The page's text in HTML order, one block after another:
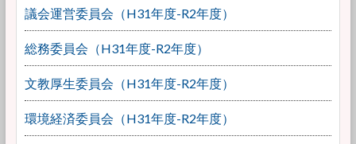
議会運営委員会（H31年度-R2年度）
総務委員会（H31年度-R2年度）
文教厚生委員会（H31年度-R2年度）
環境経済委員会（H31年度-R2年度）